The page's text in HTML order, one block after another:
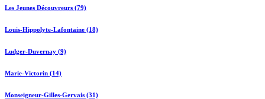
Les Jeunes Découvreurs (79)
Louis-Hippolyte-Lafontaine (18)
Ludger-Duvernay (9)
Marie-Victorin (14)
Monseigneur-Gilles-Gervais (31)